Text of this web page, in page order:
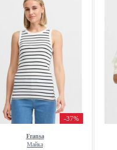
-37%
Fransa
Майка